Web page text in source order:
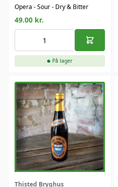
Opera - Sour - Dry & Bitter
49.00 kr.
På lager
Thisted Bryghus